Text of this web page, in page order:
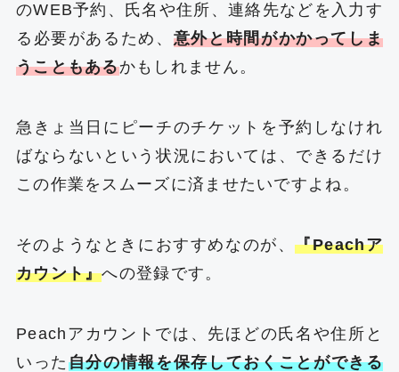
のWEB予約、氏名や住所、連絡先などを入力す
る必要があるため、 意外と時間がかかってしま
うこともあるかもしれません。
急きょ当日にピーチのチケットを予約しなけれ
ばならないという状況においては、できるだけ
この作業をスムーズに済ませたいですよね。
そのようなときにおすすめなのが、『Peachア
カウント』への登録です。
Peachアカウントでは、先ほどの氏名や住所と
いった 自分の情報を保存しておくことができる